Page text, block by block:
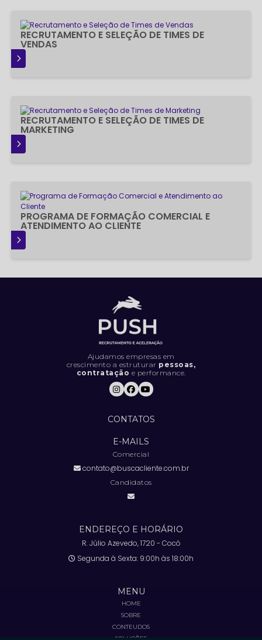
RECRUTAMENTO E SELEÇÃO DE TIMES DE
VENDAS
RECRUTAMENTO E SELEÇÃO DE TIMES DE
MARKETING
PROGRAMA DE FORMAÇÃO COMERCIAL E
ATENDIMENTO AO CLIENTE
Ajudamos empresas em
crescimento a estruturar pessoas,
contratação e performance.
CONTATOS
E-MAILS
Comercial
contato@buscacliente.com.br
Candidatos
ENDEREÇO E HORÁRIO
R. Júlio Azevedo, 1720 - Cocó
Segunda à Sexta: 9:00h às 18:00h
MENU
HOME
SOBRE
CONTEUDOS